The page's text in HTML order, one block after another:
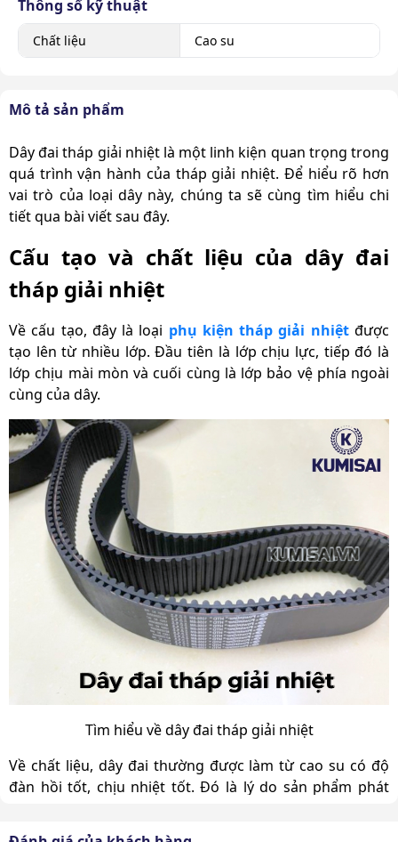
Mô tả sản phẩm
Dây đai tháp giải nhiệtlà một linh kiện quan trọng trong
quá trình vận hành của tháp giải nhiệt. Để hiểu rõ hơn
vai trò của loại dây này, chúng ta sẽ cùng tìm hiểu chi
tiết qua bài viết sau đây.
Cấu tạo và chất liệu của dây đai
tháp giải nhiệt
Về cấu tạo, đây là loại phụ kiện tháp giải nhiệtđược
tạo lên từ nhiều lớp. Đầu tiên là lớp chịu lực, tiếp đó là
lớp chịu mài mòn và cuối cùng là lớp bảo vệ phía ngoài
cùng của dây.
Tìm hiểu về dây đai tháp giải nhiệt
Về chất liệu, dây đai thường được làm từ cao su có độ
đàn hồi tốt, chịu nhiệt tốt. Đó là lý do sản phẩm phát
Thông số kỹ thuật
Chất liệu Cao su